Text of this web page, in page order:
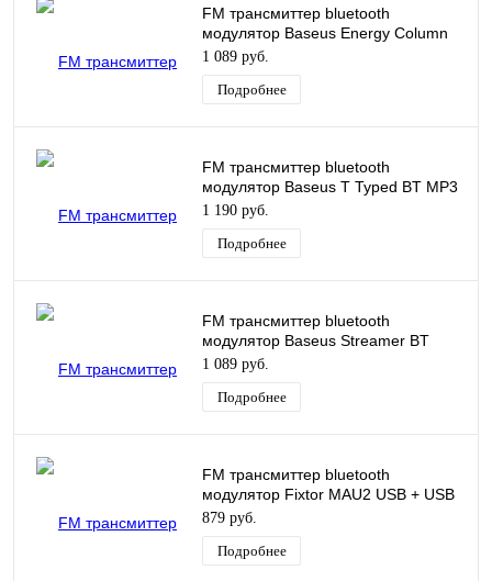
FM трансмиттер bluetooth
модулятор Baseus Energy Column
BT MP3 Charger BS-01 2USB 3.1A +
FM серебро CCNLZ-0S
1 089 руб.
Подробнее
FM трансмиттер bluetooth
модулятор Baseus T Typed BT MP3
Charger S-09 черный CCALL-
TM01/CCMT000301
1 190 руб.
Подробнее
FM трансмиттер bluetooth
модулятор Baseus Streamer BT
MP3 Charger F40 черный CCF40-01
1 089 руб.
Подробнее
FM трансмиттер bluetooth
модулятор Fixtor MAU2 USB + USB
QC3.0 + PD 20W черный
879 руб.
Подробнее